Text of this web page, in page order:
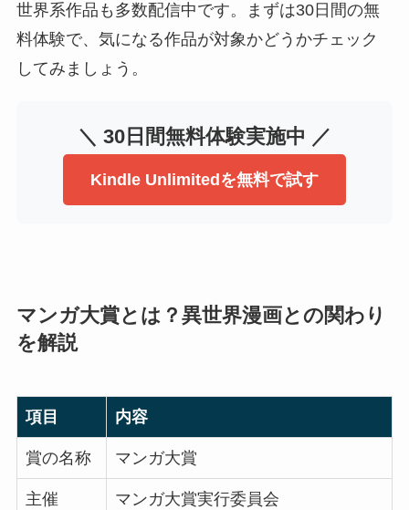
世界系作品も多数配信中です。まずは30日間の無
料体験で、気になる作品が対象かどうかチェック
してみましょう。
＼ 30日間無料体験実施中 ／
Kindle Unlimitedを無料で試す
マンガ大賞とは？異世界漫画との関わり
を解説
項目 内容
賞の名称 マンガ大賞
主催 マンガ大賞実行委員会